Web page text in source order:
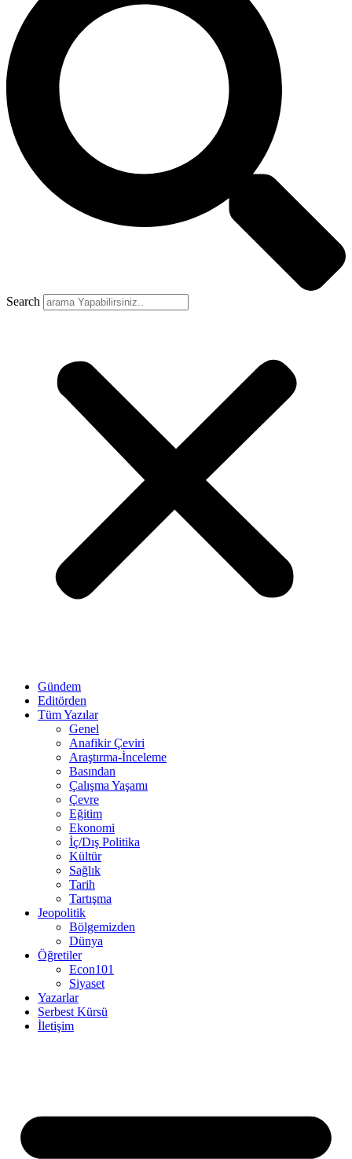
Search
Gündem
Editörden
Tüm Yazılar
Genel
Anafikir Çeviri
Araştırma-İnceleme
Basından
Çalışma Yaşamı
Çevre
Eğitim
Ekonomi
İç/Dış Politika
Kültür
Sağlık
Tarih
Tartışma
Jeopolitik
Bölgemizden
Dünya
Öğretiler
Econ101
Siyaset
Yazarlar
Serbest Kürsü
İletişim